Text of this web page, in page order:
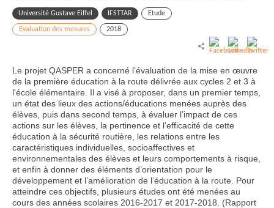
Université Gustave Eiffel IFSTTAR Etude
Evaluation des mesures 2018
Le projet QASPER a concerné l’évaluation de la mise en œuvre
de la première éducation à la route délivrée aux cycles 2 et 3 à
l'école élémentaire. Il a visé à proposer, dans un premier temps,
un état des lieux des actions/éducations menées auprès des
élèves, puis dans second temps, à évaluer l’impact de ces
actions sur les élèves, la pertinence et l’efficacité de cette
éducation à la sécurité routière, les relations entre les
caractéristiques individuelles, socioaffectives et
environnementales des élèves et leurs comportements à risque,
et enfin à donner des éléments d’orientation pour le
développement et l’amélioration de l’éducation à la route. Pour
atteindre ces objectifs, plusieurs études ont été menées au
cours des années scolaires 2016-2017 et 2017-2018. (Rapport